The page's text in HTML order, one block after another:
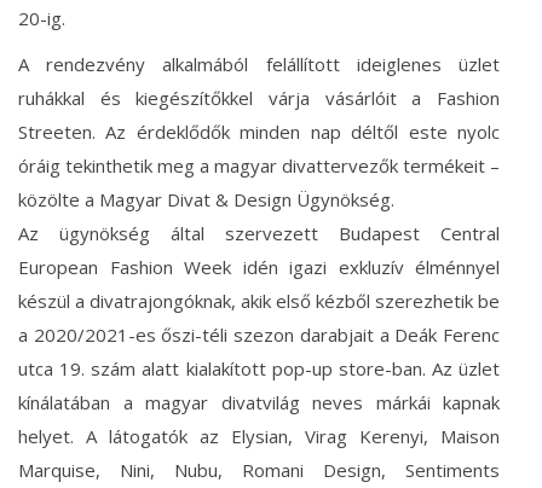
20-ig.
A rendezvény alkalmából felállított ideiglenes üzlet
ruhákkal és kiegészítőkkel várja vásárlóit a Fashion
Streeten. Az érdeklődők minden nap déltől este nyolc
óráig tekinthetik meg a magyar divattervezők termékeit –
közölte a Magyar Divat & Design Ügynökség.
Az ügynökség által szervezett Budapest Central
European Fashion Week idén igazi exkluzív élménnyel
készül a divatrajongóknak, akik első kézből szerezhetik be
a 2020/2021-es őszi-téli szezon darabjait a Deák Ferenc
utca 19. szám alatt kialakított pop-up store-ban. Az üzlet
kínálatában a magyar divatvilág neves márkái kapnak
helyet. A látogatók az Elysian, Virag Kerenyi, Maison
Marquise, Nini, Nubu, Romani Design, Sentiments